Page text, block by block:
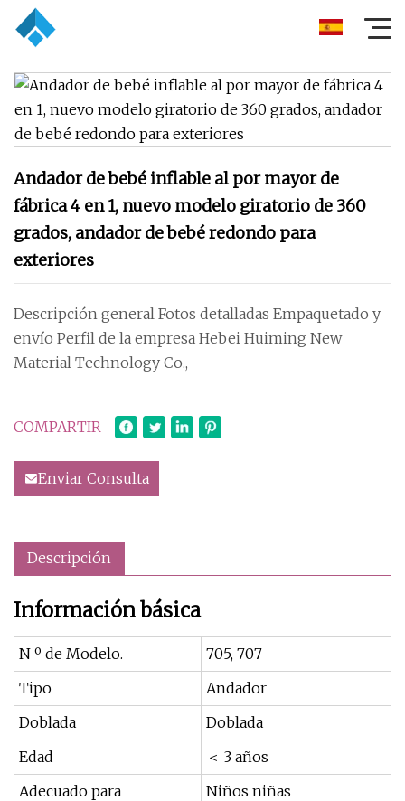
Andador de bebé inflable al por mayor de
fábrica 4 en 1, nuevo modelo giratorio de 360 ​​
grados, andador de bebé redondo para
exteriores
Descripción general Fotos detalladas Empaquetado y
envío Perfil de la empresa Hebei Huiming New
Material Technology Co.,
COMPARTIR
Enviar Consulta
Descripción
Información básica
N º de Modelo.
705, 707
Tipo
Andador
Doblada
Doblada
Edad
＜ 3 años
Adecuado para
Niños niñas